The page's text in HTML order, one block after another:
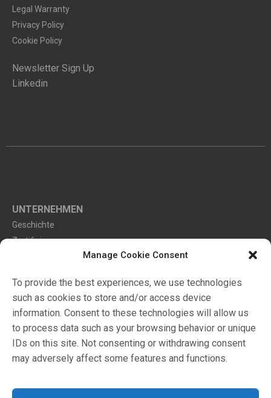
Manage Cookie Consent
To provide the best experiences, we use technologies
such as cookies to store and/or access device
information. Consent to these technologies will allow us
to process data such as your browsing behavior or unique
IDs on this site. Not consenting or withdrawing consent
may adversely affect some features and functions.
Legal Warranty
Privacy Policy
Cookie Policy
Newsletter Sign Up
Linkedin
UNTERNEHMEN
Geschichte
Zertifizierungen
Markets
Katalog
Händler